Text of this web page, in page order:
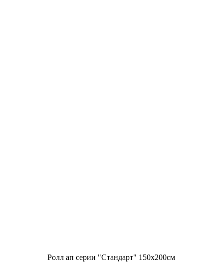
Ролл ап серии "Стандарт" 150х200см